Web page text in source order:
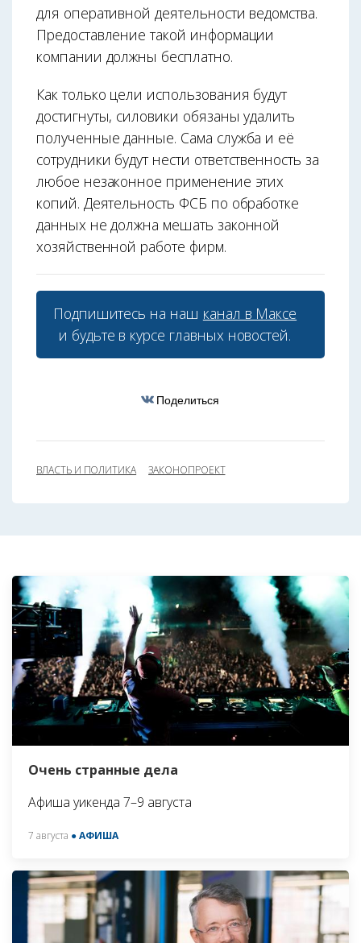
для оперативной деятельности ведомства.
Предоставление такой информации
компании должны бесплатно.
Как только цели использования будут
достигнуты, силовики обязаны удалить
полученные данные. Сама служба и её
сотрудники будут нести ответственность за
любое незаконное применение этих
копий. Деятельность ФСБ по обработке
данных не должна мешать законной
хозяйственной работе фирм.
Подпишитесь на наш канал в Максе
и будьте в курсе главных новостей.
Поделиться
ВЛАСТЬ И ПОЛИТИКА ЗАКОНОПРОЕКТ
Очень странные дела
Афиша уикенда 7–9 августа
7 августа ● АФИША